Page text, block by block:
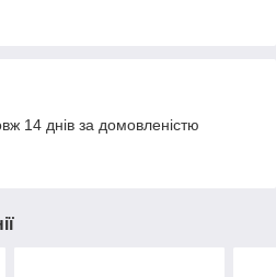
14 днів за домовленістю